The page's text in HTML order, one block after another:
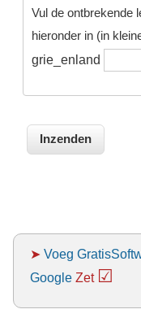
Vul de ontbrekende
hieronder in (in
grie_enland
➤ Voeg
Google Zet ☑